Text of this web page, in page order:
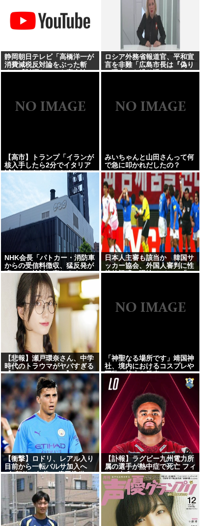
静岡朝日テレビ「高橋洋一が
消費減税反対論をぶった斬
る！『財源ない』を完全論
ロシア外務省報道官、平和宣
言を非難「広島市長は『偽り
の呪文』を繰り返している」
【高市】トランプ「イランが
核入手したら2分でイタリア
滅亡させられるんだよ？」メ
ローニ「でも核兵器実戦で使
ったのお前らだけだろ」
みいちゃんと山田さんって何
で急に叩かれだしたの？
NHK会長「パトカー・消防車
からの受信料徴収、猛反発が
凄いので検討し直します…」
日本人主審も該当か 韓国サ
ッカー協会、外国人審判に性
接待疑惑…現地メディア「4
【悲報】瀬戸環奈さん、中学
時代のトラウマがヤバすぎる
【Pickup08083041】
「神聖なる場所です」靖国神
社、境内におけるコスプレや
軍装の禁止を発表
【衝撃】ロドリ、レアル入り
目前から一転バルサ加入へ
4年契約で年俸55億円準備
【訃報】ラグビー九州電力所
属の選手が熱中症で死亡 フィ
ジー出身の26歳